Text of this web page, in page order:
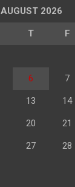
AUGUST 2026
T F
6 7
13 14
20 21
27 28